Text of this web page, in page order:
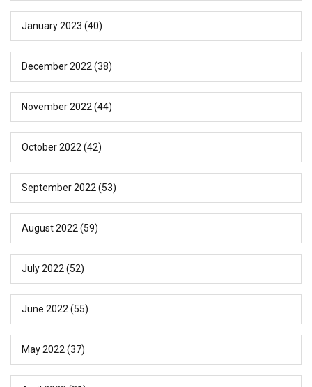
January 2023 (40)
December 2022 (38)
November 2022 (44)
October 2022 (42)
September 2022 (53)
August 2022 (59)
July 2022 (52)
June 2022 (55)
May 2022 (37)